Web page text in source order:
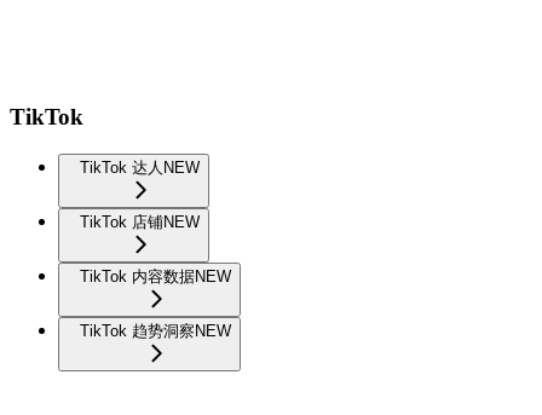
TikTok
TikTok 达人 NEW
TikTok 店铺NEW
TikTok 内容数据NEW
TikTok 趋势洞察 NEW